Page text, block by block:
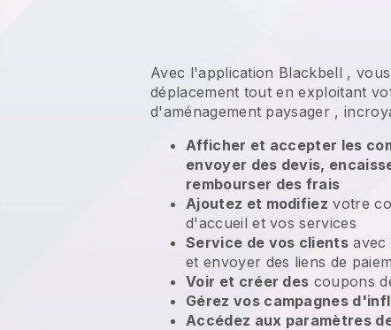
Avec l'application Blackbell ,
déplacement tout en exploitant
d'aménagement paysager ,
Afficher et accepter les
envoyer des devis,
rembourser des frais
Ajoutez et modifiez votre
d'accueil et vos services
Service de vos clients avec
et envoyer des liens de
Voir et créer des coupons
Gérez vos campagnes
Accédez aux paramètres